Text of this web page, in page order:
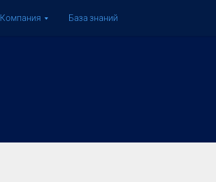
Компания База знаний